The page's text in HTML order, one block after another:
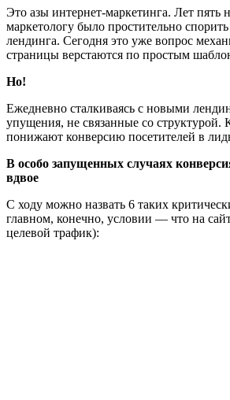
Это азы интернет-маркетинга. Лет пять
маркетологу было простительно
лендинга. Сегодня это уже вопрос
страницы верстаются по простым
Но!
Ежедневно сталкиваясь с новыми
упущения, не связанные со структурой.
понижают конверсию посетителей в
В особо запущенных случаях
вдвое
С ходу можно назвать 6 таких
главном, конечно, условии — что на
целевой трафик):